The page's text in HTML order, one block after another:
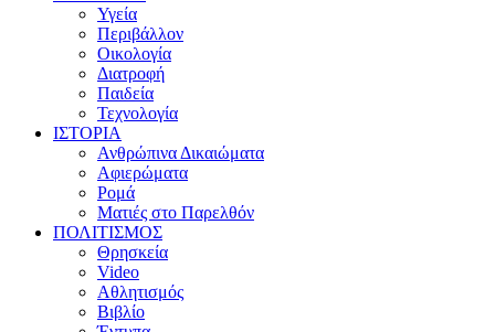
Υγεία
Περιβάλλον
Οικολογία
Διατροφή
Παιδεία
Τεχνολογία
ΙΣΤΟΡΙΑ
Ανθρώπινα Δικαιώματα
Αφιερώματα
Ρομά
Ματιές στο Παρελθόν
ΠΟΛΙΤΙΣΜΟΣ
Θρησκεία
Video
Αθλητισμός
Βιβλίο